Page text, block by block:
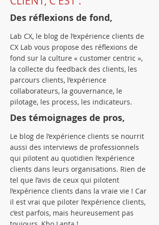
Des réflexions de fond,
Lab CX, le blog de l’expérience clients de
CX Lab vous propose des réflexions de
fond sur la culture « customer centric »,
la collecte du feedback des clients, les
parcours clients, l’expérience
collaborateurs, la gouvernance, le
pilotage, les process, les indicateurs.
Des témoignages de pros,
Le blog de l’expérience clients se nourrit
aussi des interviews de professionnels
qui pilotent au quotidien l’expérience
clients dans leurs organisations. Rien de
tel que l’avis de ceux qui pilotent
l’expérience clients dans la vraie vie ! Car
il est vrai que piloter l’expérience clients,
c’est parfois, mais heureusement pas